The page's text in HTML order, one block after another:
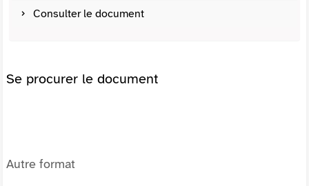
Consulter le document
Se procurer le document
Autre format